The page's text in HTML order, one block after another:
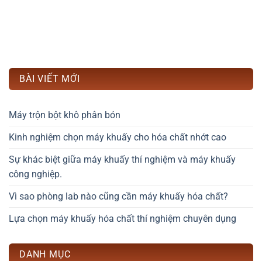
BÀI VIẾT MỚI
Máy trộn bột khô phân bón
Kinh nghiệm chọn máy khuấy cho hóa chất nhớt cao
Sự khác biệt giữa máy khuấy thí nghiệm và máy khuấy
công nghiệp.
Vì sao phòng lab nào cũng cần máy khuấy hóa chất?
Lựa chọn máy khuấy hóa chất thí nghiệm chuyên dụng
DANH MỤC